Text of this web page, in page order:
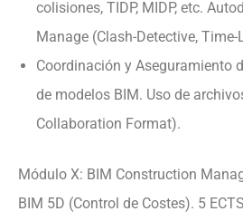
colisiones, TIDP, MIDP, etc.
Manage (Clash-Detective, Time-
Coordinación y Aseguramiento
de modelos BIM. Uso de
Collaboration Format).
Módulo X: BIM Construction
BIM 5D (Control de Costes). 5 ECTS